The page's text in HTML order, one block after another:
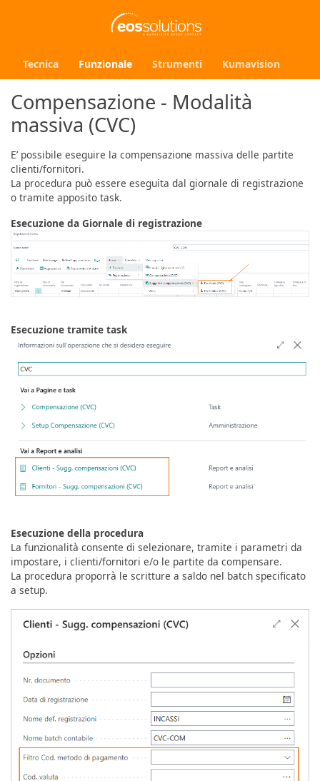
Tecnica Funzionale Strumenti Kumavision
Compensazione - Modalità
massiva (CVC)
E’ possibile eseguire la compensazione massiva delle partite
clienti/fornitori.
La procedura può essere eseguita dal giornale di registrazione
o tramite apposito task.
Esecuzione da Giornale di registrazione
Esecuzione tramite task
Esecuzione della procedura
La funzionalità consente di selezionare, tramite i parametri da
impostare, i clienti/fornitori e/o le partite da compensare.
La procedura proporrà le scritture a saldo nel batch specificato
a setup.